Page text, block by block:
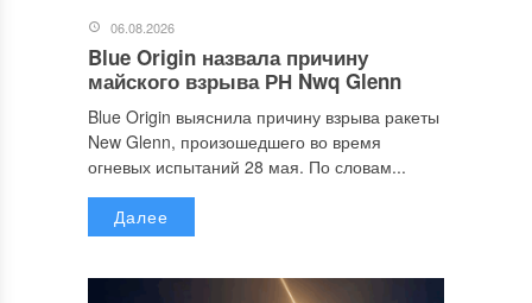
06.08.2026
Blue Origin назвала причину
майского взрыва РН Nwq Glenn
Blue Origin выяснила причину взрыва ракеты
New Glenn, произошедшего во время
огневых испытаний 28 мая. По словам...
Далее